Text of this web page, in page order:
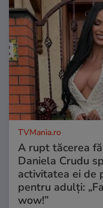
TVMania.ro
A rupt tăcerea
Daniela Crudu
activitatea ei de
pentru adulți:
wow!”